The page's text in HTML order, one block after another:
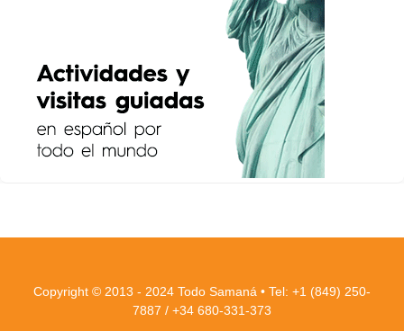
Copyright © 2013 - 2024 Todo Samaná • Tel: +1 (849) 250-
7887 / +34 680-331-373